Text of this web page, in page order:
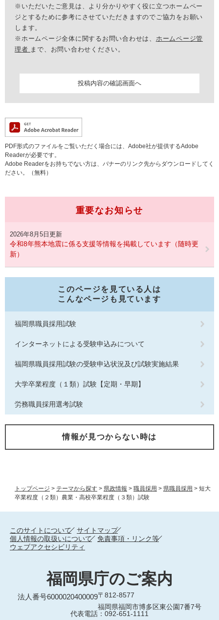
トップページ > テーマから探す > 県政情報 > 職員採用 > 県職員採用 > 短大
卒業程度（２類）農業・高校卒業程度（３類）試験
※いただいたご意見は、より分かりやすく役に立つホームペー
ジとするために参考にさせていただきますのでご協力をお願い
します。
※ホームページ全体に関するお問い合わせは、 ホームページ管
理者 まで、お問い合わせください。
PDF形式のファイルをご覧いただく場合には、Adobe社が提供するAdobe
Readerが必要です。
Adobe Readerをお持ちでない方は、バナーのリンク先からダウンロードしてく
ださい。（無料）
重要なお知らせ
2026年8月5日更新
令和8年熊本地震に係る支援等情報を掲載しています（随時更
新）
このページを見ている人は
こんなページも見ています
福岡県職員採用試験
インターネットによる受験申込みについて
福岡県職員採用試験の受験申込状況及び試験実施結果
大学卒業程度（１類）試験【定期・早期】
労務職員採用選考試験
情報が見つからない時は
このサイトについて
サイトマップ
個人情報の取扱いについて
免責事項・リンク等
ウェブアクセシビリティ
福岡県庁のご案内
法人番号6000020400009〒812-8577
福岡県福岡市博多区東公園7番7号
代表電話：092-651-1111